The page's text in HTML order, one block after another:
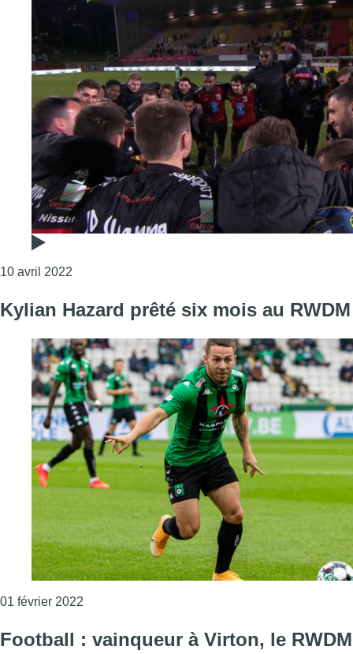
10 avril 2022
Kylian Hazard prêté six mois au RWDM
01 février 2022
Football : vainqueur à Virton, le RWDM